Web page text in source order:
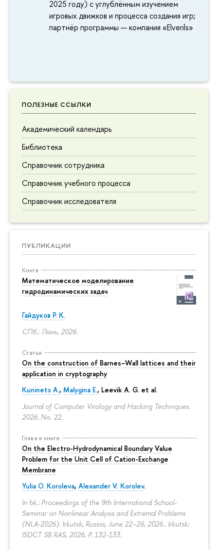
2025 году) с углублённым изучением
игровых движков и процесса создания игр;
партнёр программы — компания «Elverils»
ПОЛЕЗНЫЕ ССЫЛКИ
Академический календарь
Библиотека
Справочник сотрудника
Справочник учебного процесса
Справочник исследователя
ПУБЛИКАЦИИ
Книга
Математическое моделирование
гидродинамических задач
Гайдуков Р. К.
СПб.: Лань, 2026.
Статья
On the construction of Barnes–Wall lattices and their
application in cryptography
Kuninets A., Malygina E., Leevik A. G. et al.
Journal of Computer Virology and Hacking Techniques.
2026. No. 22.
Глава в книге
On the Electro-Hydrodynamical Boundary Value
Problem for the Unit Cell of Cation-Exchange
Membrane
Yulia O. Koroleva, Alexander V. Korolev.
In bk.: Proceedings of the 9th International School-
Seminar on Nonlinear Analysis and Extremal Problems
(NLA-2026). Irkutsk, Russia, June 22–26, 2026.. Irkutsk:
ISDCT SB RAS, 2026. P. 132-133.